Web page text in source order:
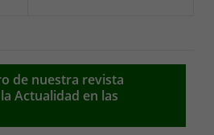
de nuestra revista
Actualidad en las